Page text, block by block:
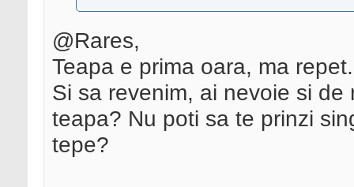
@Rares,
Teapa e prima oara, ma
Si sa revenim, ai nevoie si
teapa? Nu poti sa te prinzi
tepe?